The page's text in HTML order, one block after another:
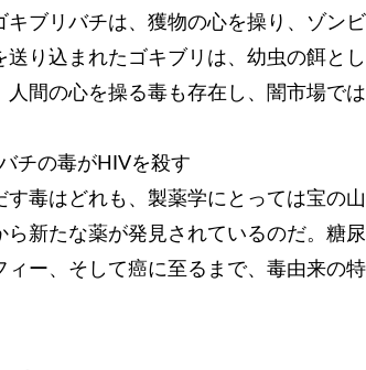
キブリバチは、獲物の心を操り、ゾン
送り込まれたゴキブリは、幼虫の餌と
人間の心を操る毒も存在し、闇市場で
チの毒がHIVを殺す
す毒はどれも、製薬学にとっては宝の
ら新たな薬が発見されているのだ。糖
ィー、そして癌に至るまで、毒由来の